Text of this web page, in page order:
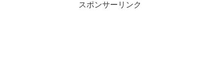
スポンサーリンク